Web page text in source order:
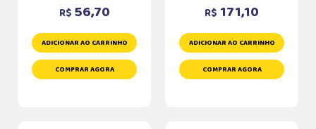
R$ 56,70
ADICIONAR AO CARRINHO
COMPRAR AGORA
R$ 171,10
ADICIONAR AO CARRINHO
COMPRAR AGORA